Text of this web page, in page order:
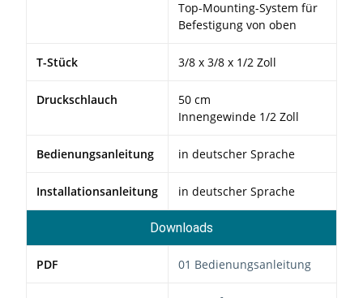
Top-Mounting-System für
Befestigung von oben
T-Stück 3/8 x 3/8 x 1/2 Zoll
Druckschlauch
50 cm
Innengewinde 1/2 Zoll
Bedienungsanleitung in deutscher Sprache
Installationsanleitung in deutscher Sprache
Downloads
PDF 01 Bedienungsanleitung